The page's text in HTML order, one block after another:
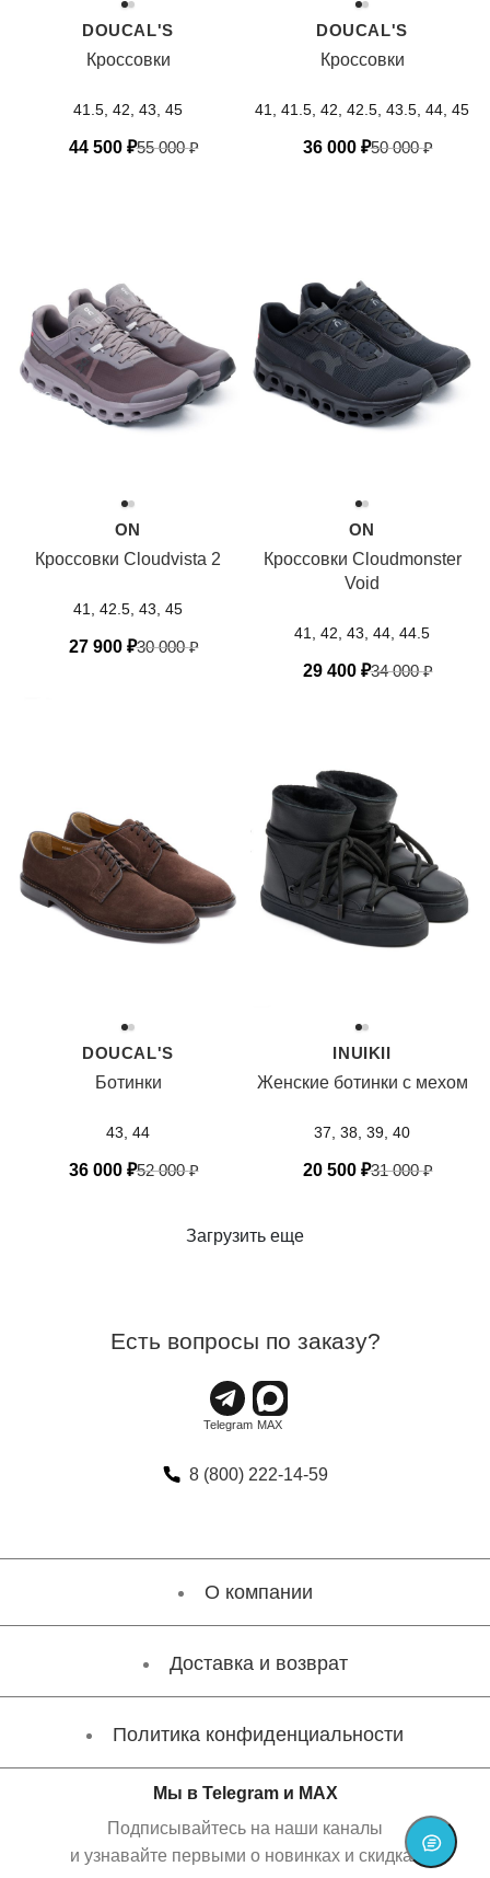
DOUCAL'S
Кроссовки
41.5, 42, 43, 45
44 500 ₽55 000₽
DOUCAL'S
Кроссовки
41, 41.5, 42, 42.5, 43.5, 44, 45
36 000 ₽50 000₽
ON
Кроссовки Cloudvista 2
41, 42.5, 43, 45
30 000₽
27 900 ₽
ON
Кроссовки Cloudmonster
Void
41, 42, 43, 44, 44.5
29 400 ₽34 000₽
DOUCAL'S
Ботинки
43, 44
36 000 ₽52 000₽
INUIKII
Женские ботинки с мехом
37, 38, 39, 40
20 500 ₽31 000₽
Загрузить еще
Есть вопросы по заказу?
8 (800) 222-14-59
О компании
Доставка и возврат
Политика конфиденциальности
Мы в Telegram и MAX
Подписывайтесь на наши каналы
и узнавайте первыми о новинках и скидках